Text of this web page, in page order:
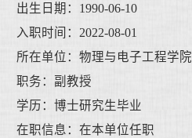
出生日期：1990-06-10
入职时间：2022-08-01
所在单位：物理与电子工程学院
职务：副教授
学历：博士研究生毕业
在职信息：在本单位任职